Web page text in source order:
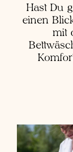
Hast Du
einen
mit